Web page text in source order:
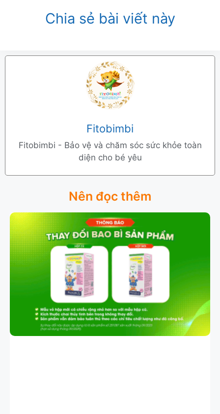
Chia sẻ bài viết này
Fitobimbi
Fitobimbi - Bảo vệ và chăm sóc sức khỏe toàn
diện cho bé yêu
Nên đọc thêm